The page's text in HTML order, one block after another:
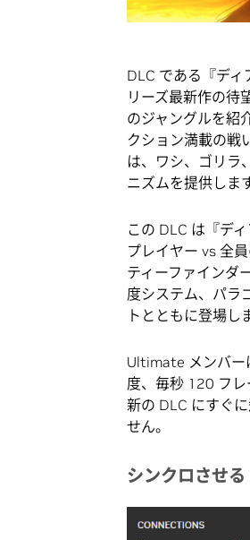
DLC である『デ
リーズ最新作の待
のジャングルを紹
クション満載の戦
は、ワシ、ゴリラ
ニズムを提供します
この DLC は『デ
プレイヤー vs 全
ティーファインダ
度システム、パラ
トとともに登場し
Ultimate メンバー
度、毎秒 120 フ
新の DLC にすぐ
せん。
シンクロさせる